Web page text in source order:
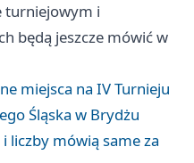
turniejowym i
będą jeszcze mówić w
miejsca na IV Turnieju
Śląska w Brydżu
liczby mówią same za